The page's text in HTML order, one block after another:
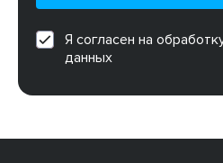
Я согласен на
данных